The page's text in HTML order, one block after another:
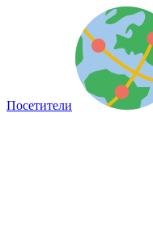
Посетители